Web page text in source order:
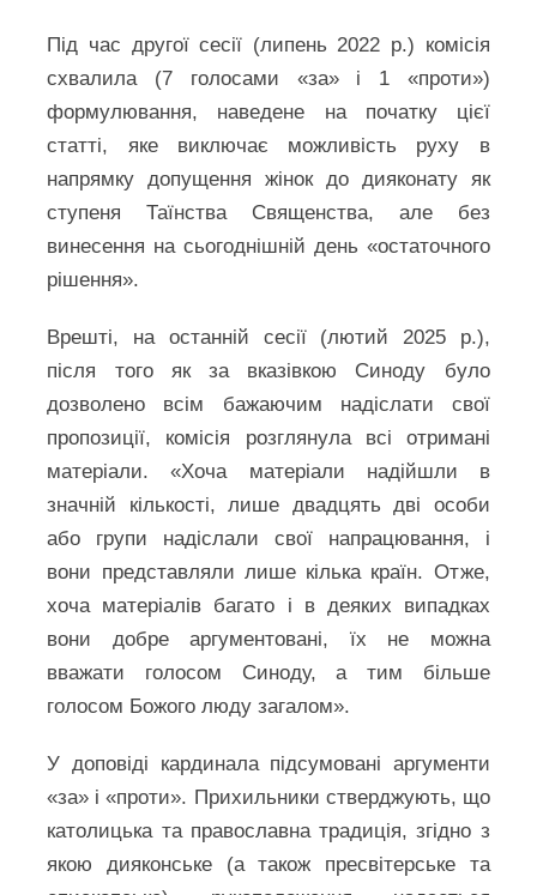
Під час другої сесії (липень 2022 р.) комісія
схвалила (7 голосами «за» і 1 «проти»)
формулювання, наведене на початку цієї
статті, яке виключає можливість руху в
напрямку допущення жінок до дияконату як
ступеня Таїнства Священства, але без
винесення на сьогоднішній день «остаточного
рішення».
Врешті, на останній сесії (лютий 2025 р.),
після того як за вказівкою Синоду було
дозволено всім бажаючим надіслати свої
пропозиції, комісія розглянула всі отримані
матеріали. «Хоча матеріали надійшли в
значній кількості, лише двадцять дві особи
або групи надіслали свої напрацювання, і
вони представляли лише кілька країн. Отже,
хоча матеріалів багато і в деяких випадках
вони добре аргументовані, їх не можна
вважати голосом Синоду, а тим більше
голосом Божого люду загалом».
У доповіді кардинала підсумовані аргументи
«за» і «проти». Прихильники стверджують, що
католицька та православна традиція, згідно з
якою дияконське (а також пресвітерське та